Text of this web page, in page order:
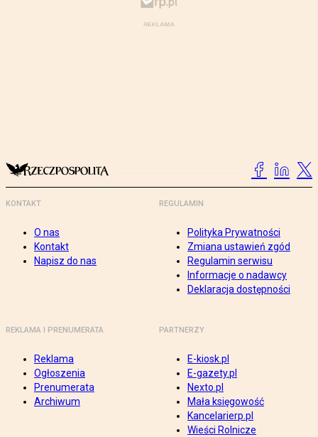
KONTAKT
O nas
Kontakt
Napisz do nas
REGULAMIN
Polityka Prywatności
Zmiana ustawień zgód
Regulamin serwisu
Informacje o nadawcy
Deklaracja dostępności
REKLAMA I PRENUMERATA
Reklama
Ogłoszenia
Prenumerata
Archiwum
PARTNERZY
E-kiosk.pl
E-gazety.pl
Nexto.pl
Mała księgowość
Kancelarierp.pl
Wieści Rolnicze